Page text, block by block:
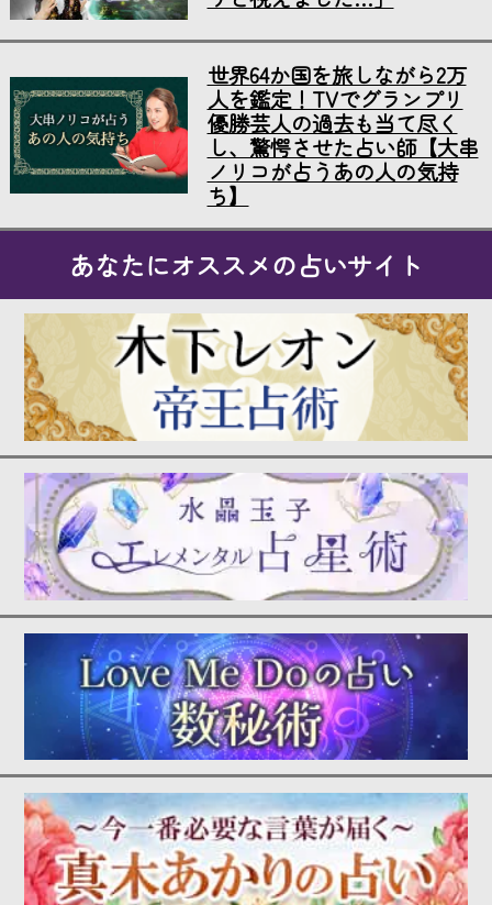
世界64か国を旅しながら2万
人を鑑定！TVでグランプリ
優勝芸人の過去も当て尽く
し、驚愕させた占い師【大串
ノリコが占うあの人の気持
ち】
あなたにオススメの占いサイト